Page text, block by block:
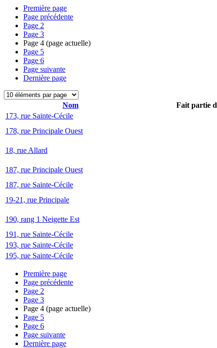
Première page
Page précédente
Page 2
Page 3
Page 4 (page actuelle)
Page 5
Page 6
Page suivante
Dernière page
Nom
Fait partie
173, rue Sainte-Cécile
178, rue Principale Ouest
18, rue Allard
187, rue Principale Ouest
187, rue Sainte-Cécile
19-21, rue Principale
190, rang 1 Neigette Est
191, rue Sainte-Cécile
193, rue Sainte-Cécile
195, rue Sainte-Cécile
Première page
Page précédente
Page 2
Page 3
Page 4 (page actuelle)
Page 5
Page 6
Page suivante
Dernière page